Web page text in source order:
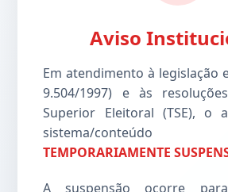
Aviso
Em atendimento à legislação
9.504/1997) e às
Superior Eleitoral (TSE), o
sistema/conteúdo
TEMPORARIAMENTE
A suspensão ocorre